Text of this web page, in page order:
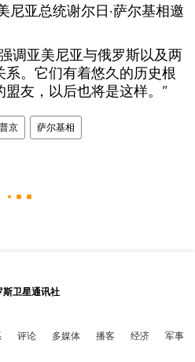
尼亚总统谢尔日·萨尔基相邀
调亚美尼亚与俄罗斯以及两
。它们有着悠久的历史根
友，以后也将是这样。”
普京 萨尔基相
斯卫星通讯社
评论 多媒体 播客 经济 军事